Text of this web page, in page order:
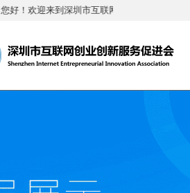
您好！欢迎来到深圳市互联网创业创新服务促进